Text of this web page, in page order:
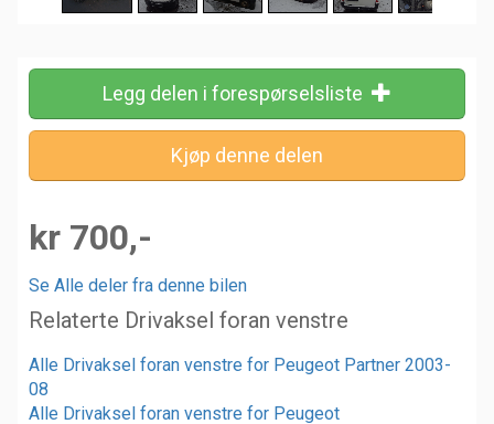
Legg delen i forespørselsliste
kr 700,-
Se Alle deler fra denne bilen
Relaterte Drivaksel foran venstre
Alle Drivaksel foran venstre for Peugeot Partner 2003-
08
Alle Drivaksel foran venstre for Peugeot